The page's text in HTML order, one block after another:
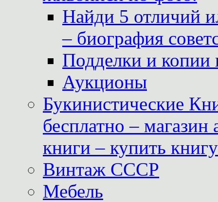
Найди 5 отличий
– биография
Подделки и копии
Аукционы
Букинистические
бесплатно –
книги – купить
Винтаж СССР
Мебель